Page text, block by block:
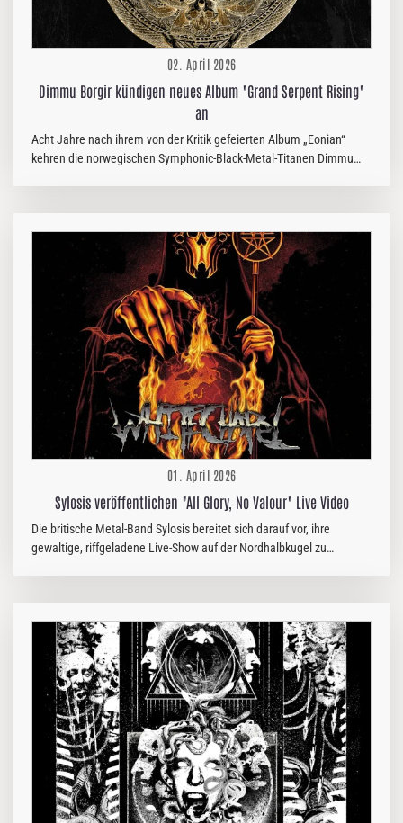
02. April 2026
Dimmu Borgir kündigen neues Album "Grand Serpent Rising"
an
Acht Jahre nach ihrem von der Kritik gefeierten Album „Eonian“
kehren die norwegischen Symphonic-Black-Metal-Titanen Dimmu
erscheint, bietet dreizehn brachiale und zugleich bemerkenswert
abwechslungsreiche Tracks, die den Status der Band als eine der
prägendsten Kräfte der extremen Musik untermauern. Shagrath
kommentiert: „Ich finde, wir haben uns musikalisch auf diesem
Album selbst übertroffen. Es war ein langer und anspruchsvoller
Prozess, aber zu sehen, wie alles…
01. April 2026
Sylosis veröffentlichen "All Glory, No Valour" Live Video
Die britische Metal-Band Sylosis bereitet sich darauf vor, ihre
gewaltige, riffgeladene Live-Show auf der Nordhalbkugel zu
From Within, Great American Ghost und Life Cycles. Um die
Stimmung anzuheizen, haben Sylosis ein atemberaubendes Live-
Video zu ihrem Song „All Glory, No Valour“ veröffentlicht. Es
entstand während ihres legendären Auftritts im Londoner Forum im
letzten Monat – einem Höhepunkt ihrer bisher größten Headliner-
Tour. Sylosis kommentierte: „All…